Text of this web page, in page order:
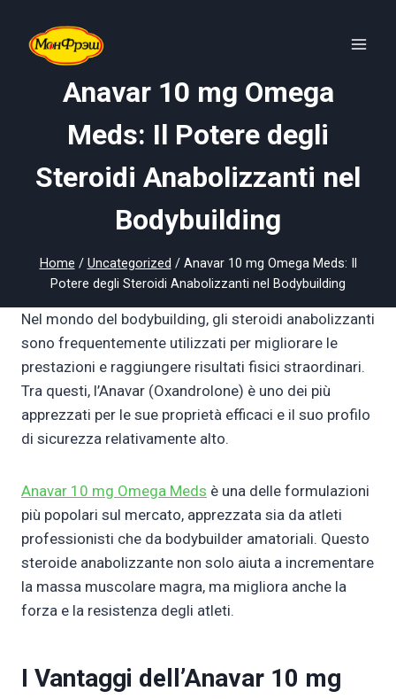
content
Anavar 10 mg Omega
Meds: Il Potere degli
Steroidi Anabolizzanti nel
Bodybuilding
Home / Uncategorized / Anavar 10 mg Omega Meds: Il
Potere degli Steroidi Anabolizzanti nel Bodybuilding
Nel mondo del bodybuilding, gli steroidi anabolizzanti
sono frequentemente utilizzati per migliorare le
prestazioni e raggiungere risultati fisici straordinari.
Tra questi, l’Anavar (Oxandrolone) è uno dei più
apprezzati per le sue proprietà efficaci e il suo profilo
di sicurezza relativamente alto.
Anavar 10 mg Omega Meds è una delle formulazioni
più popolari sul mercato, apprezzata sia da atleti
professionisti che da bodybuilder amatoriali. Questo
steroide anabolizzante non solo aiuta a incrementare
la massa muscolare magra, ma migliora anche la
forza e la resistenza degli atleti.
I Vantaggi dell’Anavar 10 mg